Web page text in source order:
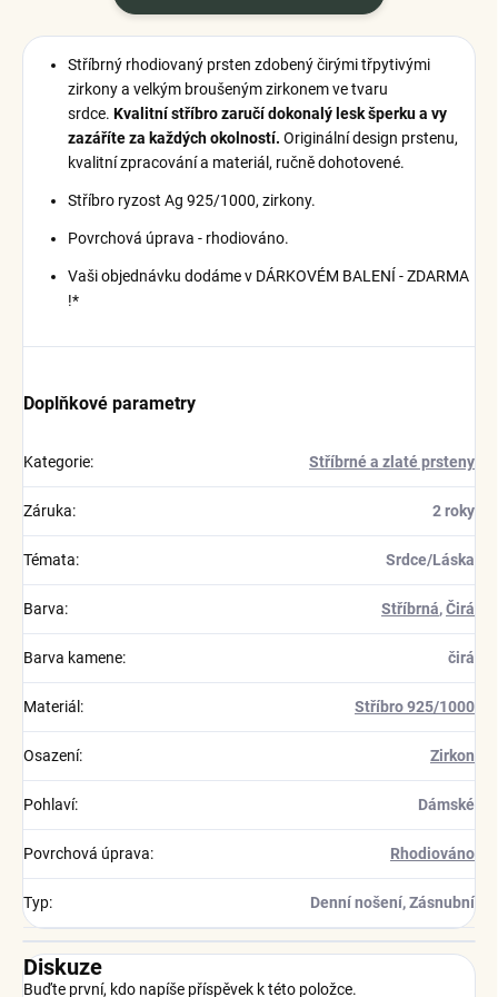
Stříbrný rhodiovaný prsten zdobený čirými třpytivými
zirkony a velkým broušeným zirkonem ve tvaru
srdce. Kvalitní stříbro zaručí dokonalý lesk šperku a vy
zazáříte za každých okolností. Originální design prstenu,
kvalitní zpracování a materiál, ručně dohotovené.
Stříbro ryzost Ag 925/1000, zirkony.
Povrchová úprava - rhodiováno.
Vaši objednávku dodáme v DÁRKOVÉM BALENÍ - ZDARMA
!*
Doplňkové parametry
Kategorie: Stříbrné a zlaté prsteny
Záruka: 2 roky
Témata: Srdce/Láska
Barva: Stříbrná,Čirá
Barva kamene: čirá
Materiál : Stříbro 925/1000
Osazení: Zirkon
Pohlaví: Dámské
Povrchová úprava: Rhodiováno
Typ: Denní nošení, Zásnubní
Diskuze
Buďte první, kdo napíše příspěvek k této položce.